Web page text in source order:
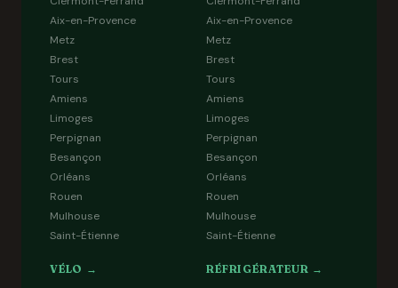
Aix-en-Provence
Metz
Brest
Tours
Amiens
Limoges
Perpignan
Besançon
Orléans
Rouen
Mulhouse
Saint-Étienne
Aix-en-Provence
Metz
Brest
Tours
Amiens
Limoges
Perpignan
Besançon
Orléans
Rouen
Mulhouse
Saint-Étienne
VÉLO → RÉFRIGÉRATEUR →